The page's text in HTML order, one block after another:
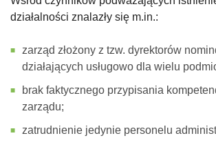
działalności znalazły się m.in.:
zarząd złożony z tzw. dyrektorów
działających usługowo dla wielu
brak faktycznego przypisania
zarządu;
zatrudnienie jedynie personelu